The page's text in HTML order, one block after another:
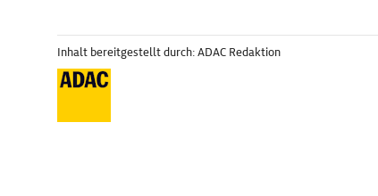
Inhalt bereitgestellt durch: ADAC Redaktion